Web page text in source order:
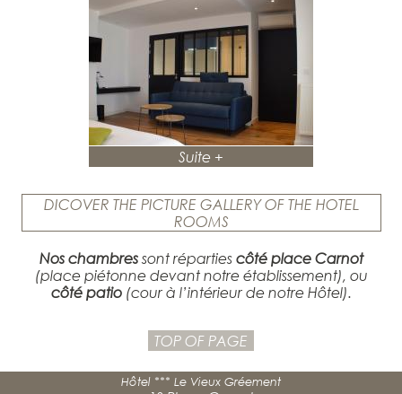
Suite +
DICOVER THE PICTURE GALLERY OF THE HOTEL
ROOMS
Nos chambressont réparties côté place Carnot
(place piétonne devant notre établissement), ou
côté patio(cour à l’intérieur de notre Hôtel).
TOP OF PAGE
Hôtel *** Le Vieux Gréement